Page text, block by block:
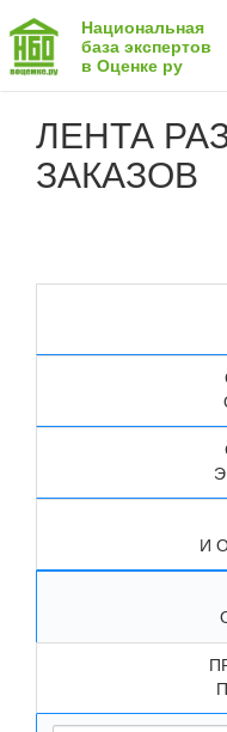
Национальная
база экспертов
в Оценке ру
ЛЕНТА
ЗАКАЗОВ
И